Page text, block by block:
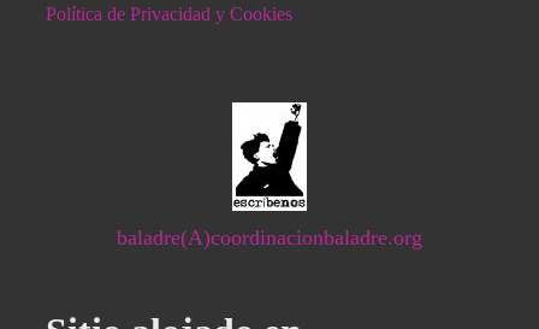
Política de Privacidad y Cookies
baladre(A)coordinacionbaladre.org